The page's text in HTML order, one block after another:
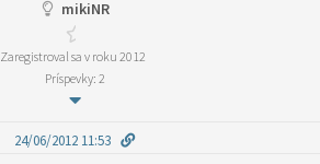
mikiNR
Zaregistroval sa v roku 2012
Príspevky: 2
24/06/2012 11:53